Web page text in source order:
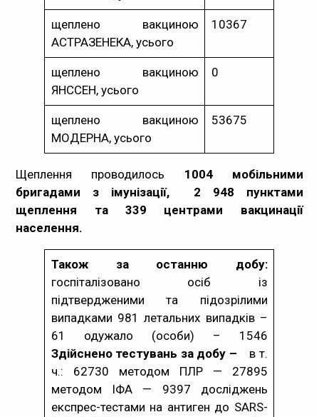
щеплено вакциною
АСТРАЗЕНЕКА, усього
10367
щеплено вакциною
ЯНССЕН, усього
0
щеплено вакциною
МОДЕРНА, усього
53675
Щеплення проводилось 1004 мобільними
бригадами з імунізації, 2 948 пунктами
щеплення та 339 центрами вакцинації
населення.
Також за останню добу:
госпіталізовано осіб із
підтвердженими та підозрілими
випадками 981 летальних випадків –
61 одужало (особи) – 1546
Здійснено тестувань за добу – в т.
ч.: 62730 методом ПЛР — 27895
методом ІФА — 9397 досліджень
експрес-тестами на антиген до SARS-